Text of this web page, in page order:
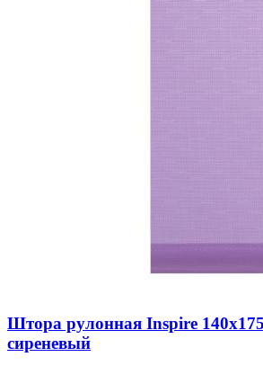
Штора рулонная Inspire
сиреневый